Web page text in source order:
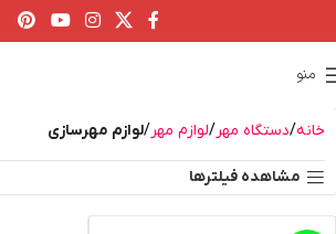
منو
خانه دستگاه مهر لوازم مهر لوازم مهرسازی
مشاهده فیلترها